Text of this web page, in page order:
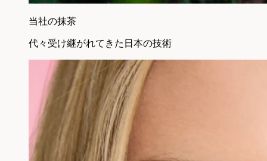
当社の抹茶
代々受け継がれてきた日本の技術